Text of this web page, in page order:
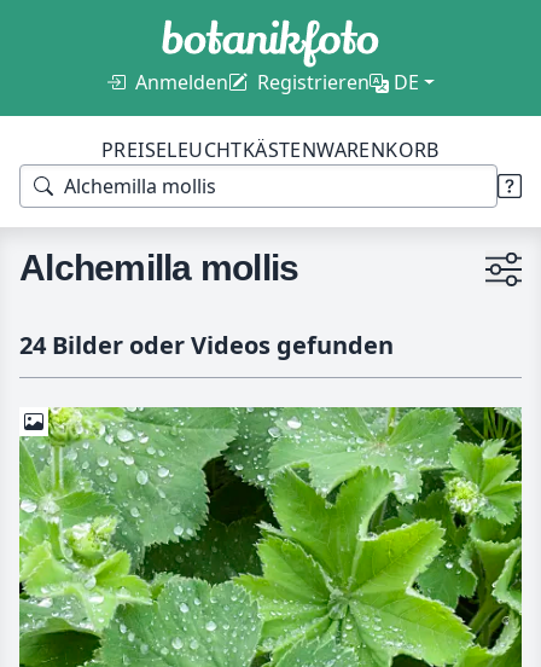
Anmelden Registrieren DE
PREISELEUCHTKÄSTENWARENKORB
Alchemilla mollis
24 Bilder oder Videos gefunden